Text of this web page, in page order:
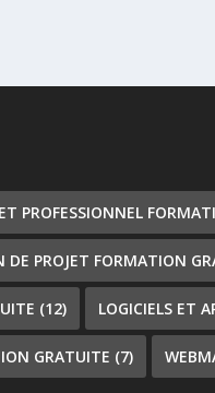
PROFESSIONNEL
DE PROJET FORMATION
(12) LOGICIELS ET
GRATUITE (7)